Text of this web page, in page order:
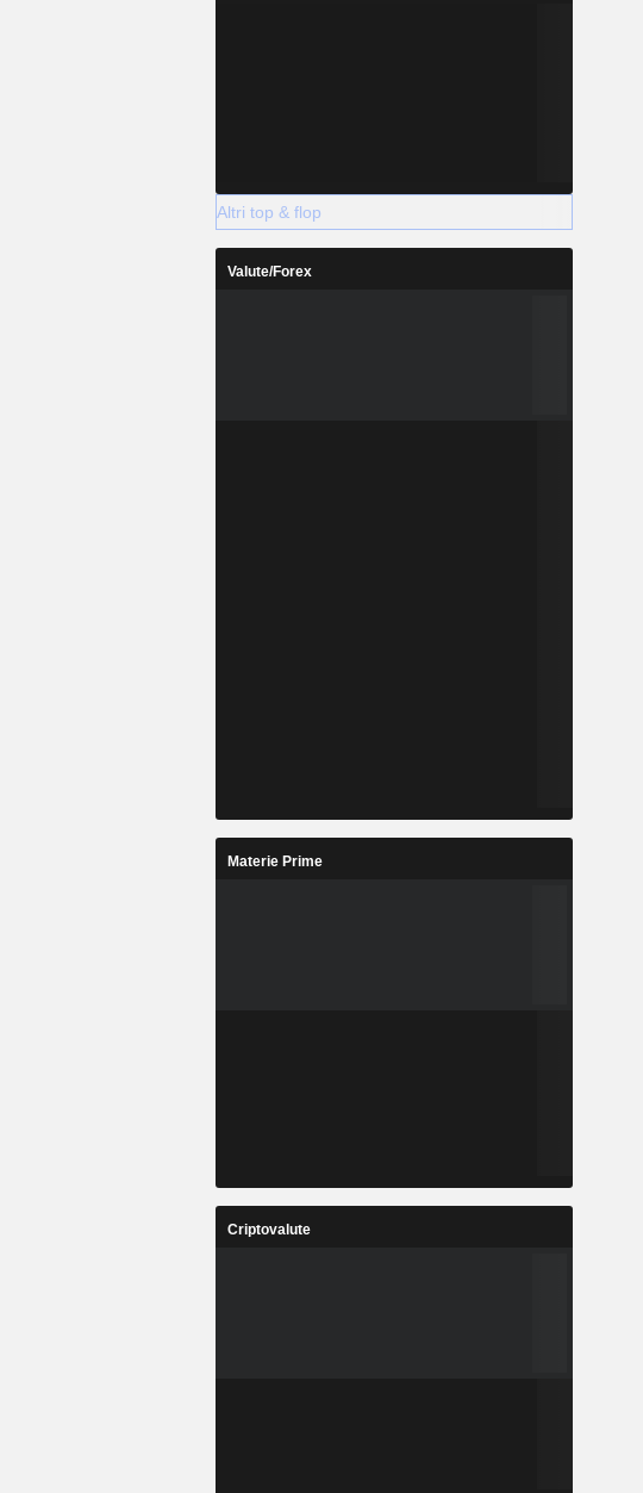
Altri top & flop
Valute/Forex
Materie Prime
Criptovalute